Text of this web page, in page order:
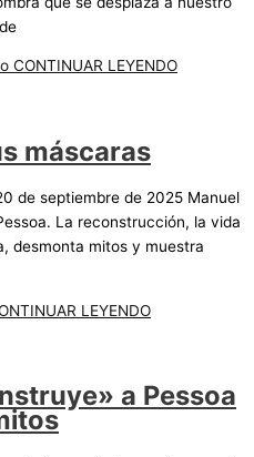
CONTINUAR LEYENDO
máscaras
de septiembre de 2025 Manuel
La reconstrucción, la vida
desmonta mitos y muestra
LEYENDO
a Pessoa